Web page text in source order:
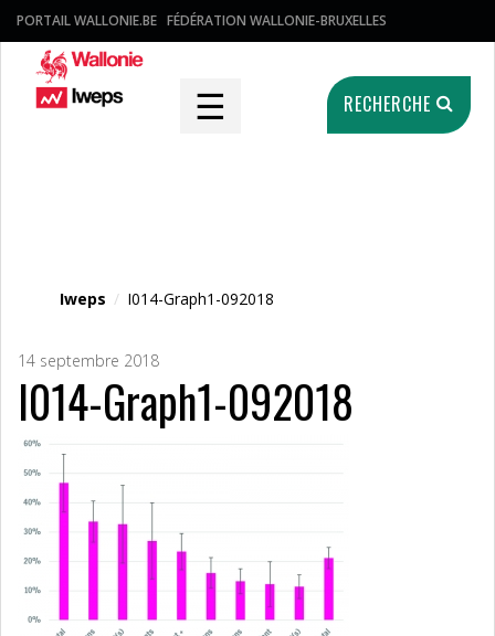
PORTAIL WALLONIE.BE FÉDÉRATION WALLONIE-BRUXELLES
☰ RECHERCHE
Iweps / I014-Graph1-092018
14 septembre 2018
I014-Graph1-092018